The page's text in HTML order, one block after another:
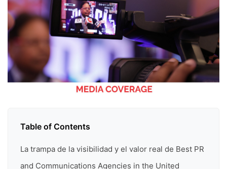
Table of Contents
La trampa de la visibilidad y el valor real de Best PR
and Communications Agencies in the United